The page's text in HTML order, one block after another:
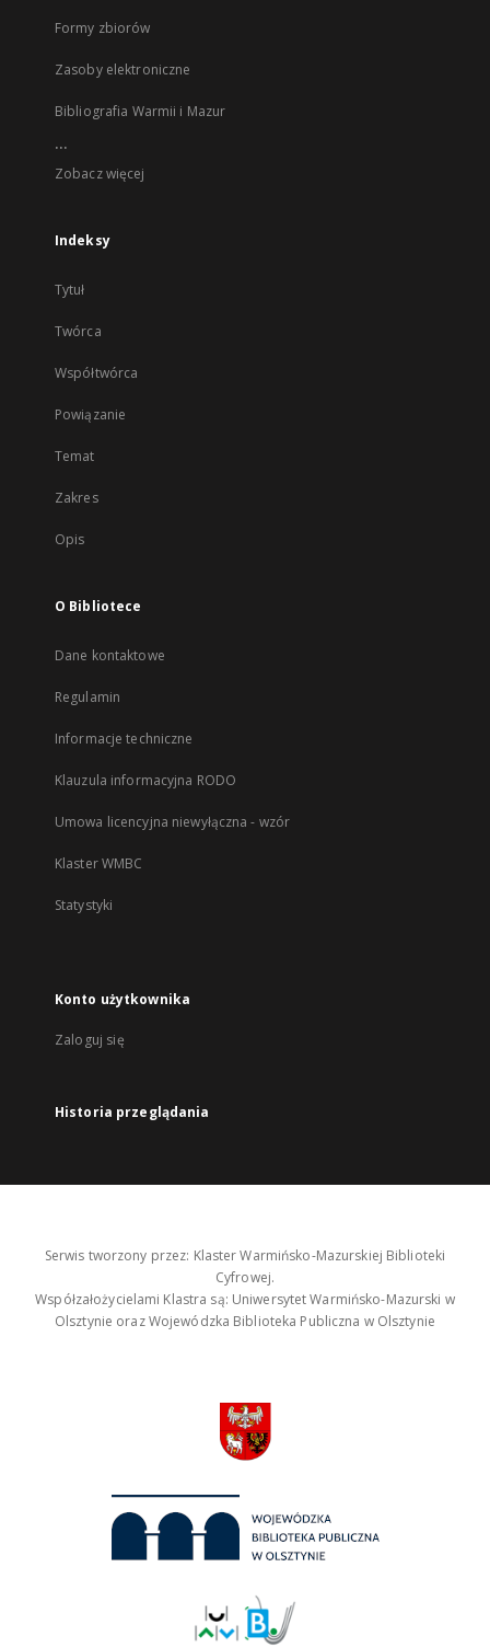
Formy zbiorów
Zasoby elektroniczne
Bibliografia Warmii i Mazur
...
Zobacz więcej
Indeksy
Tytuł
Twórca
Współtwórca
Powiązanie
Temat
Zakres
Opis
O Bibliotece
Dane kontaktowe
Regulamin
Informacje techniczne
Klauzula informacyjna RODO
Umowa licencyjna niewyłączna - wzór
Klaster WMBC
Statystyki
Konto użytkownika
Zaloguj się
Historia przeglądania
Serwis tworzony przez: Klaster Warmińsko-Mazurskiej Biblioteki
Cyfrowej.
Współzałożycielami Klastra są: Uniwersytet Warmińsko-Mazurski w
Olsztynie oraz Wojewódzka Biblioteka Publiczna w Olsztynie